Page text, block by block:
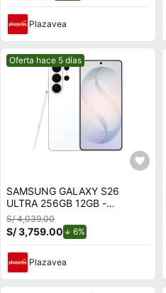
Plazavea
Mejor precio.
Oferta hace 5 días
SAMSUNG GALAXY S26
ULTRA 256GB 12GB -
BLANCO
S/ 4,039.00
S/ 3,759.00 6%
Plazavea